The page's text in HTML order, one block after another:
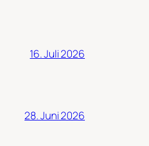
16. Juli 2026
28. Juni 2026